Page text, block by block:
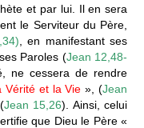
et par lui. Il en sera
le Serviteur du Père,
, en manifestant ses
Paroles (Jean 12,48-
ne cessera de rendre
Vérité et la Vie », (Jean
Jean 15,26). Ainsi, celui
que Dieu le Père «